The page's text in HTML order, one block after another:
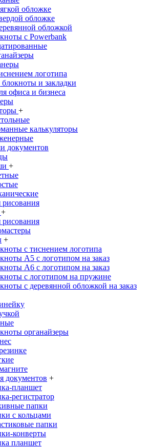
обложке
обложке
обложкой
с Powerbank
логотипа
и закладки
офиса и бизнеса
+
калькуляторы
документов
+
рисования
+
рисования
+
с тиснением логотипа
А5 с логотипом на заказ
А6 с логотипом на заказ
с логотипом на пружине
с деревянной обложкой на заказ
органайзеры
документов +
планшет
регистратор
папки
с кольцами
папки
конверты
планшет